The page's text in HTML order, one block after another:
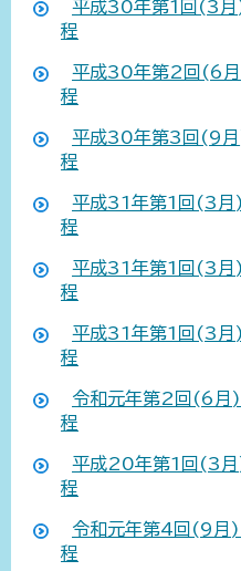
平成30年第1回(3月
程
平成30年第2回(6月
程
平成30年第3回(9月
程
平成31年第1回(3月)
程
平成31年第1回(3月)
程
平成31年第1回(3月)
程
令和元年第2回(6月)
程
平成20年第1回(3月
程
令和元年第4回(9月)
程